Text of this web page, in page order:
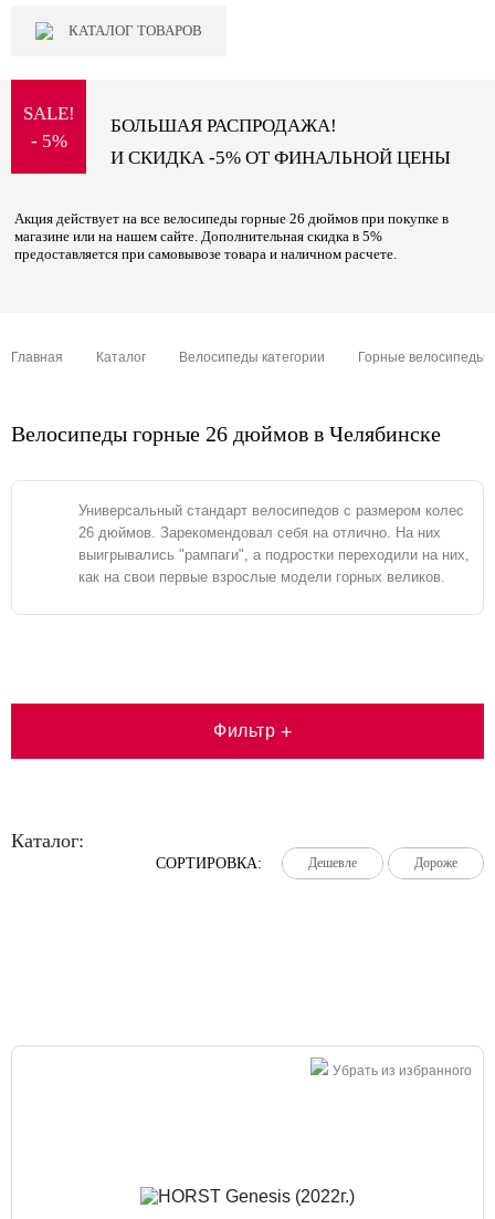
КАТАЛОГ ТОВАРОВ
SALE!
- 5%
БОЛЬШАЯ РАСПРОДАЖА!
И СКИДКА -5% ОТ ФИНАЛЬНОЙ ЦЕНЫ
Акция действует на все велосипеды горные 26 дюймов при покупке в
магазине или на нашем сайте. Дополнительная скидка в 5%
предоставляется при самовывозе товара и наличном расчете.
Главная Каталог Велосипеды категории Горные велосипеды
Велосипеды горные 26 дюймов в Челябинске
Универсальный стандарт велосипедов с размером колес
26 дюймов. Зарекомендовал себя на отлично. На них
выигрывались "рампаги", а подростки переходили на них,
как на свои первые взрослые модели горных великов.
Фильтр +
Каталог:
СОРТИРОВКА: Дешевле
Дешевле
Дешевле Дороже
Дороже
Дороже
Убрать из избранного